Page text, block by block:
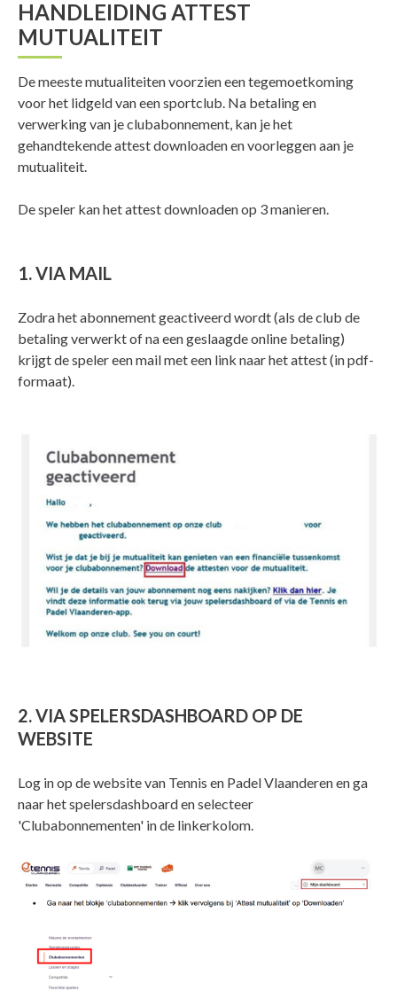
HANDLEIDING ATTEST
MUTUALITEIT
De meeste mutualiteiten voorzien een tegemoetkoming
voor het lidgeld van een sportclub. Na betaling en
verwerking van je clubabonnement, kan je het
gehandtekende attest downloaden en voorleggen aan je
mutualiteit.
De speler kan het attest downloaden op 3 manieren.
1. VIA MAIL
Zodra het abonnement geactiveerd wordt (als de club de
betaling verwerkt of na een geslaagde online betaling)
krijgt de speler een mail met een link naar het attest (in pdf-
formaat).
2. VIA SPELERSDASHBOARD OP DE
WEBSITE
Log in op de website van Tennis en Padel Vlaanderen en ga
naar het spelersdashboard en selecteer
'Clubabonnementen' in de linkerkolom.